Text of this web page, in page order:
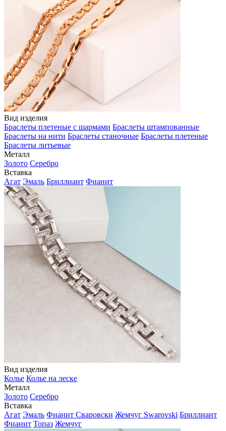
Вид изделия
Браслеты плетеные с шармами Браслеты штампованные
Браслеты на нити Браслеты станочные Браслеты плетеные
Браслеты литьевые
Металл
Золото Серебро
Вставка
Агат Эмаль Бриллиант Фианит
Вид изделия
Колье Колье на леске
Металл
Золото Серебро
Вставка
Агат Эмаль Фианит Сваровски Жемчуг Swarovski Бриллиант
Фианит Топаз Жемчуг